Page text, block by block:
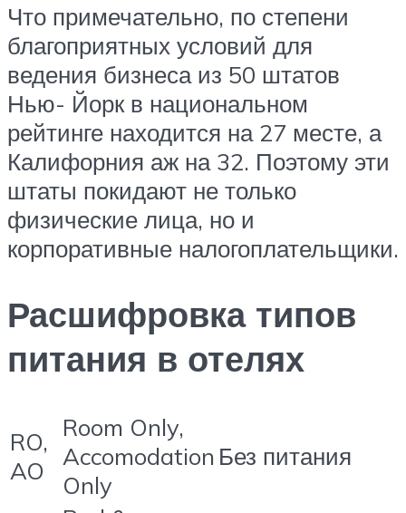
Что примечательно, по степени
благоприятных условий для
ведения бизнеса из 50 штатов
Нью- Йорк в национальном
рейтинге находится на 27 месте, а
Калифорния аж на 32. Поэтому эти
штаты покидают не только
физические лица, но и
корпоративные налогоплательщики.
Расшифровка типов
питания в отелях
RO,
AO
Room Only,
Accomodation
Only
Без питания